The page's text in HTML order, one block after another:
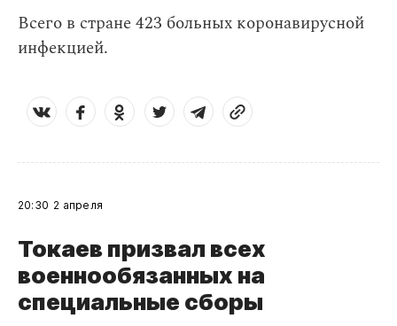
Всего в стране 423 больных коронавирусной
инфекцией.
20:30 2 апреля
Токаев призвал всех
военнообязанных на
специальные сборы